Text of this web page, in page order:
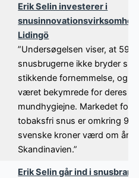
Erik Selin investerer i
snusinnovationsvirksomhed
Lidingö
”Undersøgelsen viser, at 59
snusbrugerne ikke bryder sig
stikkende fornemmelse, og
været bekymrede for deres
mundhygiejne. Markedet for
tobaksfri snus er omkring 9
svenske kroner værd om året
Skandinavien.”
Erik Selin går ind i